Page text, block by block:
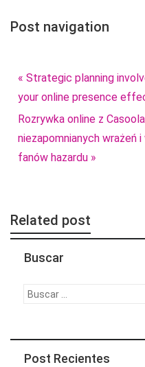
Post navigation
« Strategic planning
your online presence
Rozrywka online z
niezapomnianych wrażeń
fanów hazardu »
Related post
Buscar
Buscar:
Post Recientes